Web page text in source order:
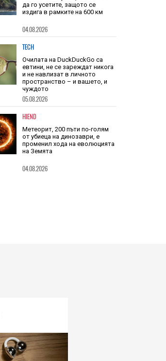
HIEND
Този връх е почти 3 пъти по-
да го усетите, защото се
издига в рамките на 600 км
04.08.2026
TECH
Очилата на DuckDuckGo са
евтини, не се зареждат никога
и не навлизат в личното
пространство – и вашето, и
чуждото
05.08.2026
HIEND
променил хода на еволюцията